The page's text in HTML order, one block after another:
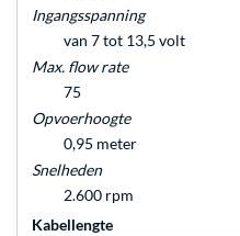
Ingangsspanning
van 7 tot 13,5 volt
Max. flow rate
75
Opvoerhoogte
0,95 meter
Snelheden
2.600 rpm
Kabellengte